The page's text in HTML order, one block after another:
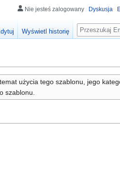
użycia tego szablonu, jego
szablonu.
Nie jesteś zalogowany Dyskusja
Wyświetl historię
Szukaj